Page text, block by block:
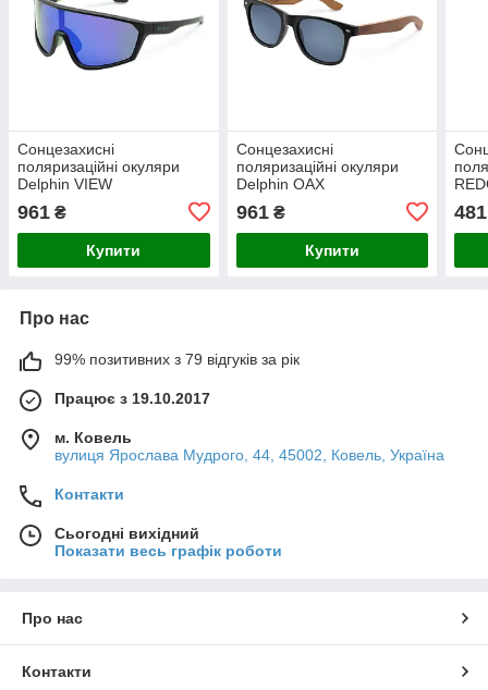
Сонцезахисні
поляризаційні окуляри
Delphin VIEW
961 ₴
Купити
Сонцезахисні
поляризаційні окуляри
Delphin OAX
961₴
Купити
481
Про нас
99% позитивних з 79 відгуків за рік
Працює з 19.10.2017
м. Ковель
вулиця Ярослава Мудрого, 44, 45002, Ковель, Україна
Контакти
Сьогодні вихідний
Показати весь графік роботи
Про нас
Контакти